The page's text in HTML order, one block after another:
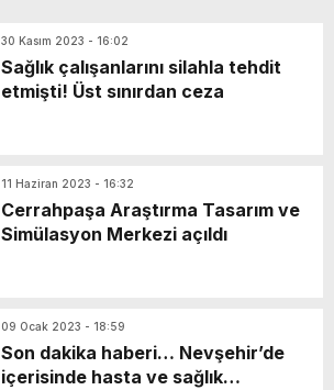
30 Kasım 2023 - 16:02
Sağlık çalışanlarını silahla tehdit
etmişti! Üst sınırdan ceza
11 Haziran 2023 - 16:32
Cerrahpaşa Araştırma Tasarım ve
Simülasyon Merkezi açıldı
09 Ocak 2023 - 18:59
Son dakika haberi… Nevşehir’de
içerisinde hasta ve sağlık